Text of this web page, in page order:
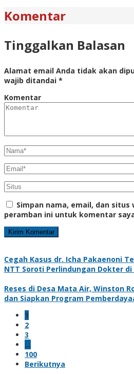
Komentar
Tinggalkan Balasan
Alamat email Anda tidak akan
wajib ditandai *
Komentar
Simpan nama, email, dan situs
peramban ini untuk komentar
Cegah Kasus dr. Icha Pakaenoni
NTT Soroti Perlindungan Dokter di
Reses di Desa Mata Air, Winston
dan Siapkan Program
1
2
3
…
100
Berikutnya